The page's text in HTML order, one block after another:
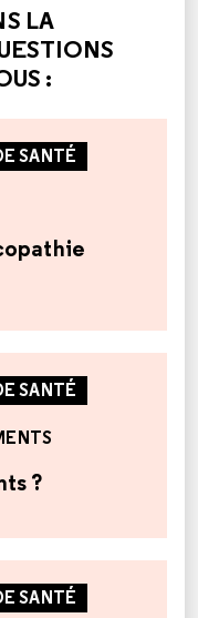
LA
:
SANTÉ
SANTÉ
?
SANTÉ